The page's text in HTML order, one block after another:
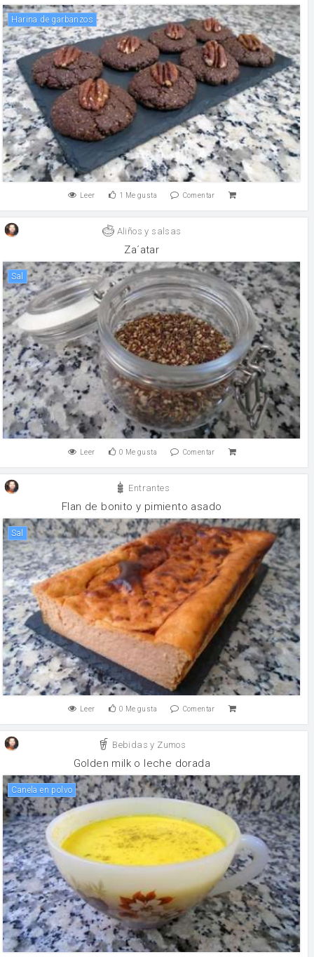
Harina de garbanzos
Leer 1 Me gusta Comentar
Aliños y salsas
Za´atar
sal
Leer 0 Me gusta Comentar
Entrantes
Flan de bonito y pimiento asado
sal
Leer 0 Me gusta Comentar
Bebidas y Zumos
Golden milk o leche dorada
canela en polvo